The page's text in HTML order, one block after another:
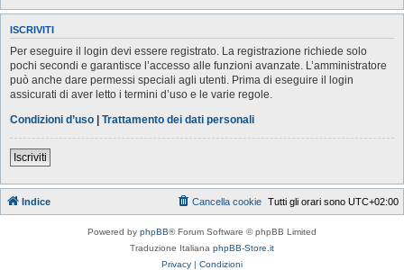
ISCRIVITI
Per eseguire il login devi essere registrato. La registrazione richiede solo
pochi secondi e garantisce l’accesso alle funzioni avanzate. L’amministratore
può anche dare permessi speciali agli utenti. Prima di eseguire il login
assicurati di aver letto i termini d’uso e le varie regole.
Condizioni d’uso | Trattamento dei dati personali
Iscriviti
Indice Tutti gli orari sono UTC+02:00
Cancella cookie
Powered by phpBB® Forum Software © phpBB Limited
Traduzione Italiana phpBB-Store.it
Privacy | Condizioni